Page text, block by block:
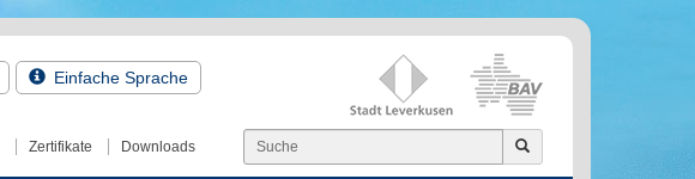
Einfache Sprache
Zertifikate Downloads